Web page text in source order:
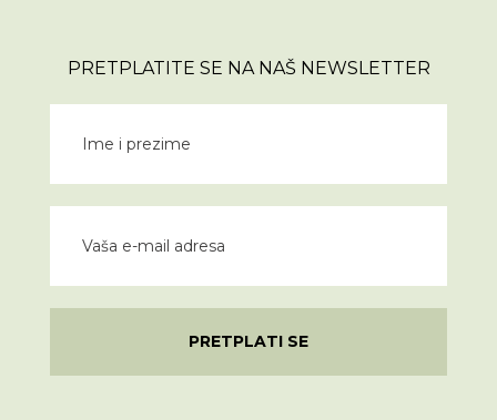
PRETPLATITE SE NA NAŠ NEWSLETTER
PRETPLATI SE